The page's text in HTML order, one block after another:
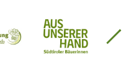
Mit Bäuerinnen lernen -
für die
Aus unserer